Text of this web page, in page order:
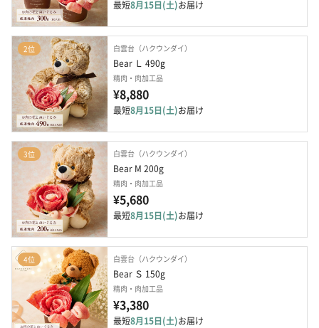
最短8月15日(土)お届け
2位 白雲台（ハクウンダイ）
Bear Ｌ 490g
精肉・肉加工品
¥8,880
最短8月15日(土)お届け
3位 白雲台（ハクウンダイ）
Bear M 200g
精肉・肉加工品
¥5,680
最短8月15日(土)お届け
4位 白雲台（ハクウンダイ）
Bear Ｓ 150g
精肉・肉加工品
¥3,380
最短8月15日(土)お届け